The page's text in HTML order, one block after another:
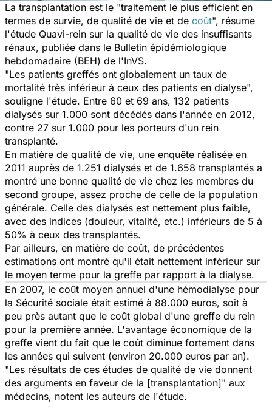
La transplantation est le "traitement le plus efficient en
termes de survie, de qualité de vie et de coût", résume
l'étude Quavi-rein sur la qualité de vie des insuffisants
rénaux, publiée dans le Bulletin épidémiologique
hebdomadaire (BEH) de l'InVS.
"Les patients greffés ont globalement un taux de
mortalité très inférieur à ceux des patients en dialyse",
souligne l'étude. Entre 60 et 69 ans, 132 patients
dialysés sur 1.000 sont décédés dans l'année en 2012,
contre 27 sur 1.000 pour les porteurs d'un rein
transplanté.
En matière de qualité de vie, une enquête réalisée en
2011 auprès de 1.251 dialysés et de 1.658 transplantés a
montré une bonne qualité de vie chez les membres du
second groupe, assez proche de celle de la population
générale. Celle des dialysés est nettement plus faible,
avec des indices (douleur, vitalité, etc.) inférieurs de 5 à
50% à ceux des transplantés.
Par ailleurs, en matière de coût, de précédentes
estimations ont montré qu'il était nettement inférieur sur
le moyen terme pour la greffe par rapport à la dialyse.
En 2007, le coût moyen annuel d'une hémodialyse pour
la Sécurité sociale était estimé à 88.000 euros, soit à
peu près autant que le coût global d'une greffe du rein
pour la première année. L'avantage économique de la
greffe vient du fait que le coût diminue fortement dans
les années qui suivent (environ 20.000 euros par an).
"Les résultats de ces études de qualité de vie donnent
des arguments en faveur de la [transplantation]" aux
médecins, notent les auteurs de l'étude.